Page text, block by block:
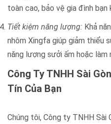
toàn cao, bảo vệ gia đình
Tiết kiệm năng lượng: Khả
nhôm Xingfa giúp giảm thiểu
năng lượng sưởi ấm hoặc làm
Công Ty TNHH Sài
Tín Của Bạn
Chúng tôi, Công ty TNHH Sài